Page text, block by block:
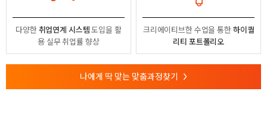
다양한취업연계 시스템도입을 활
용실무 취업률 향상
크리에이티브한 수업을 통한하이퀄
리티 포트폴리오
나에게 딱 맞는 맞춤과정찾기 >